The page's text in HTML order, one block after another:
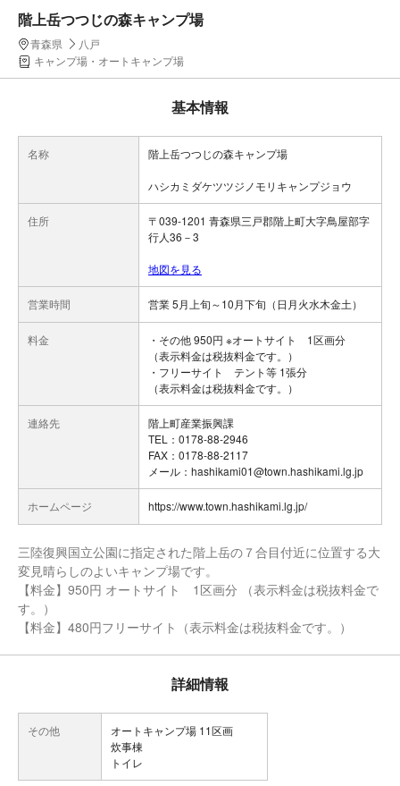
階上岳つつじの森キャンプ場
青森県
八戸
キャンプ場・オートキャンプ場
基本情報
名称 階上岳つつじの森キャンプ場
ハシカミダケツツジノモリキャンプジョウ
住所
〒039-1201 青森県三戸郡階上町大字鳥屋部字
行人36－3
地図を見る
営業時間 営業 5月上旬～10月下旬（日月火水木金土）
料金
・その他 950円 ※オートサイト 1区画分
（表示料金は税抜料金です。）
・フリーサイト テント等 1張分
（表示料金は税抜料金です。）
連絡先
階上町産業振興課
TEL：0178-88-2946
FAX：0178-88-2117
メール：hashikami01@town.hashikami.lg.jp
ホームページ https://www.town.hashikami.lg.jp/
三陸復興国立公園に指定された階上岳の７合目付近に位置する大
変見晴らしのよいキャンプ場です。
【料金】950円 オートサイト 1区画分 （表示料金は税抜料金で
す。）
【料金】480円フリーサイト（表示料金は税抜料金です。）
詳細情報
その他
オートキャンプ場 11区画
炊事棟
トイレ